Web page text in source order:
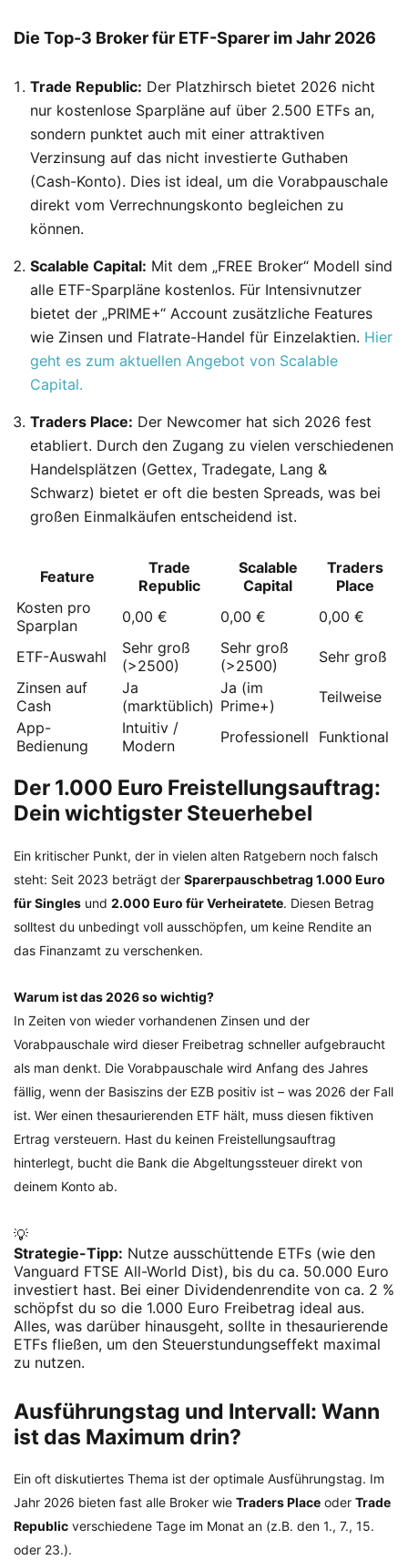
Die Top-3 Broker für ETF-Sparer im Jahr 2026
Trade Republic: Der Platzhirsch bietet 2026 nicht
nur kostenlose Sparpläne auf über 2.500 ETFs an,
sondern punktet auch mit einer attraktiven
Verzinsung auf das nicht investierte Guthaben
(Cash-Konto). Dies ist ideal, um die Vorabpauschale
direkt vom Verrechnungskonto begleichen zu
können.
Scalable Capital: Mit dem „FREE Broker“ Modell sind
alle ETF-Sparpläne kostenlos. Für Intensivnutzer
bietet der „PRIME+“ Account zusätzliche Features
wie Zinsen und Flatrate-Handel für Einzelaktien. Hier
geht es zum aktuellen Angebot von Scalable
Capital.
Traders Place: Der Newcomer hat sich 2026 fest
etabliert. Durch den Zugang zu vielen verschiedenen
Handelsplätzen (Gettex, Tradegate, Lang &
Schwarz) bietet er oft die besten Spreads, was bei
großen Einmalkäufen entscheidend ist.
Feature
Trade
Republic
Scalable
Capital
Traders
Place
Kosten pro
Sparplan
0,00 € 0,00 € 0,00 €
ETF-Auswahl
Sehr groß
(>2500)
Sehr groß
(>2500)
Sehr groß
Zinsen auf
Cash
Ja
(marktüblich)
Ja (im
Prime+)
Teilweise
App-
Bedienung
Intuitiv /
Modern
Professionell Funktional
Der 1.000 Euro Freistellungsauftrag:
Dein wichtigster Steuerhebel
Ein kritischer Punkt, der in vielen alten Ratgebern noch falsch
steht: Seit 2023 beträgt der Sparerpauschbetrag 1.000 Euro
für Singles und 2.000 Euro für Verheiratete. Diesen Betrag
solltest du unbedingt voll ausschöpfen, um keine Rendite an
das Finanzamt zu verschenken.
Warum ist das 2026 so wichtig?
In Zeiten von wieder vorhandenen Zinsen und der
Vorabpauschale wird dieser Freibetrag schneller aufgebraucht
als man denkt. Die Vorabpauschale wird Anfang des Jahres
fällig, wenn der Basiszins der EZB positiv ist – was 2026 der Fall
ist. Wer einen thesaurierenden ETF hält, muss diesen fiktiven
Ertrag versteuern. Hast du keinen Freistellungsauftrag
hinterlegt, bucht die Bank die Abgeltungssteuer direkt von
deinem Konto ab.
💡
Strategie-Tipp: Nutze ausschüttende ETFs (wie den
Vanguard FTSE All-World Dist), bis du ca. 50.000 Euro
investiert hast. Bei einer Dividendenrendite von ca. 2 %
schöpfst du so die 1.000 Euro Freibetrag ideal aus.
Alles, was darüber hinausgeht, sollte in thesaurierende
ETFs fließen, um den Steuerstundungseffekt maximal
zu nutzen.
Ausführungstag und Intervall: Wann
ist das Maximum drin?
Ein oft diskutiertes Thema ist der optimale Ausführungstag. Im
Jahr 2026 bieten fast alle Broker wie Traders Place oder Trade
Republic verschiedene Tage im Monat an (z.B. den 1., 7., 15.
oder 23.).